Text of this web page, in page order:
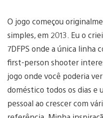
O jogo começou
simples, em 2013. Eu o
7DFPS onde a única linha
first-person shooter
jogo onde você poderia
doméstico todos os dias e
pessoal ao crescer com